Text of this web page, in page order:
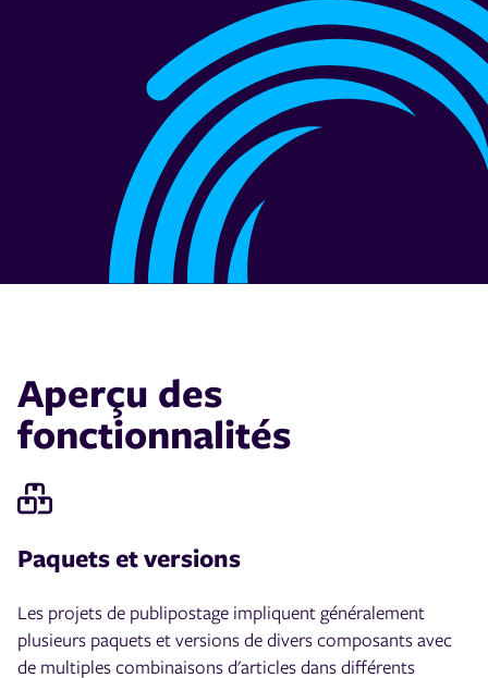
Aperçu des
fonctionnalités
Paquets et versions
Les projets de publipostage impliquent généralement
plusieurs paquets et versions de divers composants avec
de multiples combinaisons d'articles dans différents